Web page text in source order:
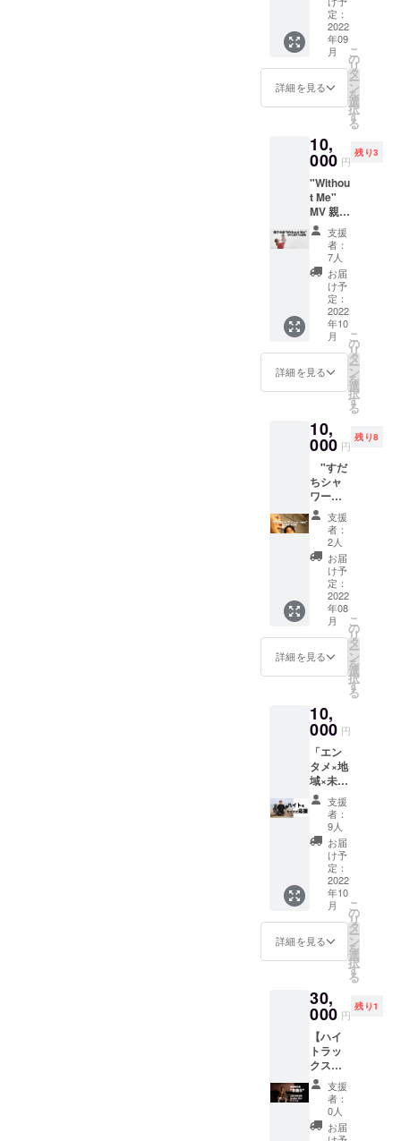
ンマン
ライブ
チケッ
ト A席
・整理
番号順
14:30か
ら【入
券】の
配布を
行いま
す。開
場時間
10分前
にご整
列いた
だきご
入場と
させて
いただ
す。 ※
中学生
称も
可）。
※お子様
が同席
される
場合は
備考欄
に人数
を記入
もしく
はメー
(hightra
x.info@
gamil.c
てお知
らせく
楽しめ
るよう
に、大
音量の
場所で
もお子
るよう
にと ご
来場の
お子様
へプレ
ゼント
しま
す。 プ
レゼン
トした
お子様
や親御
様より
のメッ
セージ
をお届
けしま
トで
す。 ラ
イブで
購入で
はな
く！事
前に予
約！！
月18日
ライブ
時にお
渡しい
たしま
す。 一
緒にラ
イブ
で マ
フラー
タオル
振り回
しま
しょう
ね！！
Tシャ
ツ、タ
定で
す。 T
シャツ
のサイ
ズ、商
品お引
き渡し
場所を
お選び
くださ
い。
定：
2022
年09
月
詳細を見る
こ
の
リ
タ
ー
ン
を
選
択
す
る
10,
000 円
残り3
"Withou
t Me"
MV 親子
で出演
権 各自
で撮影
してい
ただい
たもの
をお送
りいた
だきま
す。 動
画締切
は8月31
日とさ
ただき
ます。
ご支援
順に詳
しい内
容をお
送りい
たしま
すの
で、 そ
ちらの
内容に
沿って
撮影を
お願い
いたし
ます。
ませ
ん。 お
子様の
顔が
はっき
り写っ
ていな
いもの
でも良
いで
す。 お
子様と
お母様
お子様
とお父
様 お子
様とご
組み合
わせで
お願い
しま
す。 備
考欄に
【出演
者様の
お名
前、年
支援
者：
7人
お届
け予
定：
2022
年10
月
詳細を見る
こ
の
リ
タ
ー
ン
を
選
択
す
る
10,
000 円
残り8
"すだ
ちシャ
ワー
feat.川
野航"
MV撮影
見学権
撮影場
所：徳
島市内
某所 日
時：8月
20日18
時以降
または8
月21日
を予定
今回の
クラ
ファン
の中で
は１番
最初に
実行さ
れるリ
ターン
となり
ます。
詳細は
追って
お知ら
せしま
す。お
ますと
幸いで
す。
支援
者：
2人
お届
け予
定：
2022
年08
月
詳細を見る
こ
の
リ
タ
ー
ン
を
選
択
す
る
10,
000 円
「エン
タメ×地
域×未
来」へ
の活動
にご賛
同いた
だける
方、さ
らには
「ハイ
ト」を
ただた
だ応
援、支
援して
ける方
への
「応援
プラ
ン」で
す。こ
のリ
ターン
を購入
したこ
支援
者：
9人
お届
け予
定：
2022
年10
月
詳細を見る
こ
の
リ
タ
ー
ン
を
選
択
す
る
30,
000 円
残り1
【ハイ
トラッ
クスス
タジオ
断捨離
企画】
ハイト
が撮影
支援
者：
0人
お届